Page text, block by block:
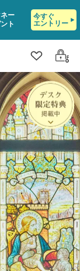
ー
ト
今すぐ
エントリー
クリップ
ログ